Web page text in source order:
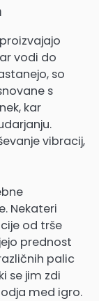
vodi do
so
s
kar
vibracij,
Nekateri
od trše
prednost
palic
se jim zdi
med igro.